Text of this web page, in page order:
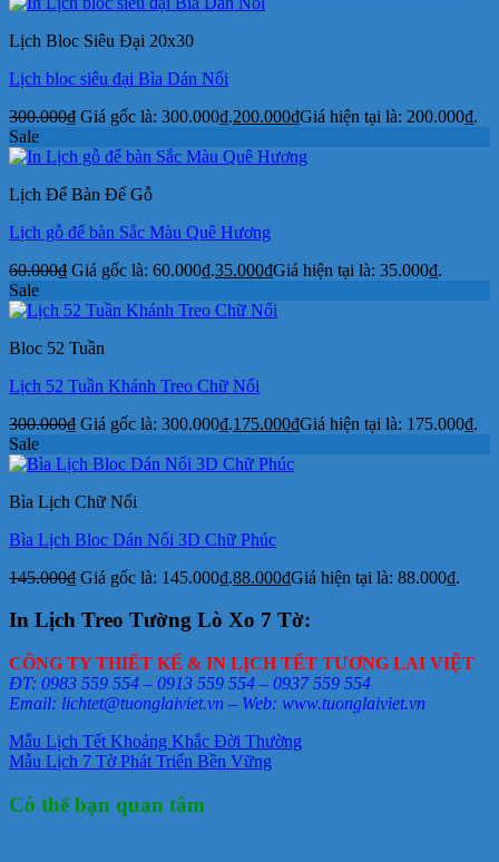
Lịch Bloc Siêu Đại 20x30
Lịch bloc siêu đại Bìa Dán Nổi
300.000₫ Giá gốc là: 300.000₫.200.000₫Giá hiện tại là: 200.000₫.
Sale
Lịch Để Bàn Đế Gỗ
Lịch gỗ để bàn Sắc Màu Quê Hương
60.000₫ Giá gốc là: 60.000₫.35.000₫Giá hiện tại là: 35.000₫.
Sale
Bloc 52 Tuần
Lịch 52 Tuần Khánh Treo Chữ Nổi
300.000₫ Giá gốc là: 300.000₫.175.000₫Giá hiện tại là: 175.000₫.
Sale
Bìa Lịch Chữ Nổi
Bìa Lịch Bloc Dán Nổi 3D Chữ Phúc
145.000₫ Giá gốc là: 145.000₫.88.000₫Giá hiện tại là: 88.000₫.
In Lịch Treo Tường Lò Xo 7 Tờ:
CÔNG TY THIẾT KẾ & IN LỊCH TẾT TƯƠNG LAI VIỆT
ĐT: 0983 559 554 – 0913 559 554 – 0937 559 554
Email: lichtet@tuonglaiviet.vn – Web: www.tuonglaiviet.vn
Mẫu Lịch Tết Khoảng Khắc Đời Thường
Mẫu Lịch 7 Tờ Phát Triển Bền Vững
Có thể bạn quan tâm